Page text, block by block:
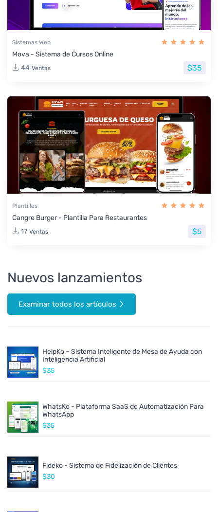
Sistemas Web
Mova - Sistema de Cursos Online
44 Ventas $35
Plantillas
Cangre Burger - Plantilla Para Restaurantes
17 Ventas $5
Nuevos lanzamientos
Examinar todos los artículos
HelpKo – Sistema Inteligente de Mesa de Ayuda con
Inteligencia Artificial
$35
WhatsKo - Plataforma SaaS de Automatización Para
WhatsApp
$35
Fideko - Sistema de Fidelización de Clientes
$30